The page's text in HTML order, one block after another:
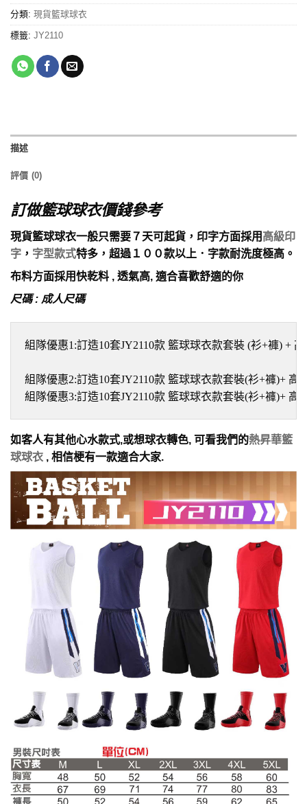
分類: 現貨籃球球衣
標籤: JY2110
描述
評價 (0)
訂做籃球球衣價錢參考
現貨籃球球衣一般只需要７天可起貨，印字方面採用 高級印
字 ， 字型款式特多，超過１００款以上．字款耐洗度極高。
布料方面採用快乾料 , 透氣高, 適合喜歡舒適的你
尺碼 : 成人尺碼
組隊優惠1:訂造10套JY2110款 籃球球衣款套裝 (衫+褲) +
組隊優惠2:訂造10套JY2110款 籃球球衣款套裝(衫+褲)+
組隊優惠3:訂造10套JY2110款 籃球球衣款套裝(衫+褲)+
如客人有其他心水款式,或想球衣轉色, 可看我們的熱昇華籃
球球衣 , 相信梗有一款適合大家.